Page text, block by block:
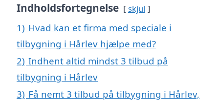
Indholdsfortegnelse skjul
1) Hvad kan et firma med speciale i
tilbygning i Hårlev hjælpe med?
2) Indhent altid mindst 3 tilbud på
tilbygning i Hårlev
3) Få nemt 3 tilbud på tilbygning i Hårlev,